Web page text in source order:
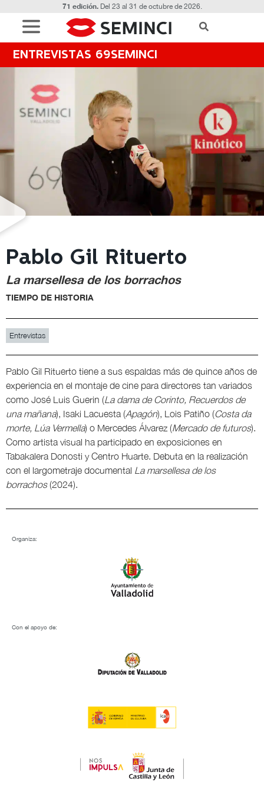
71 edición.Del 23 al 31 de octubre de 2026.
ENTREVISTAS 69SEMINCI
Pablo Gil Rituerto
La marsellesa de los borrachos
TIEMPO DE HISTORIA
Entrevistas
Pablo Gil Rituerto tiene a sus espaldas más de quince años de
experiencia en el montaje de cine para directores tan variados
como José Luis Guerin (La dama de Corinto, Recuerdos de
una mañana), Isaki Lacuesta (Apagón), Lois Patiño (Costa da
morte, Lúa Vermella) o Mercedes Álvarez (Mercado de futuros).
Como artista visual ha participado en exposiciones en
Tabakalera Donosti y Centro Huarte. Debuta en la realización
con el largometraje documental La marsellesa de los
borrachos(2024).
Organiza:
Con el apoyo de: